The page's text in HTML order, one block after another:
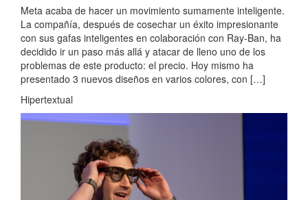
Meta acaba de hacer un movimiento sumamente inteligente.
La compañía, después de cosechar un éxito impresionante
con sus gafas inteligentes en colaboración con Ray-Ban, ha
decidido ir un paso más allá y atacar de lleno uno de los
problemas de este producto: el precio. Hoy mismo ha
presentado 3 nuevos diseños en varios colores, con […]
Hipertextual